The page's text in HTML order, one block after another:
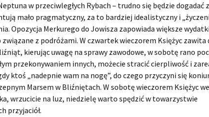
w przeciwległych Rybach – trudno się będzie dogadać
mało pragmatyczny, za to bardziej idealistyczny i
Opozycja Merkurego do Jowisza zapowiada większe
związane z podróżami. W czwartek wieczorem Księżyc zawita
kierując uwagę na sprawy zawodowe, w sobotę rano
przekonywaniem innych, możecie stracić cierpliwość i
ktoś „nadepnie wam na nogę”, do czego przyczyni się
Marsem w Bliźniętach. W sobotę wieczorem Księżyc
wrzucicie na luz, niedzielę warto spędzić w towarzystwie
przyjaciół.